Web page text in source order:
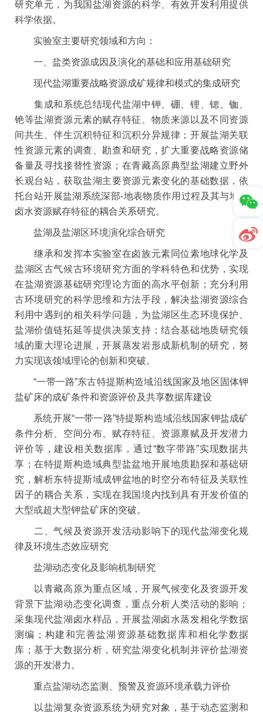
研究单元，为我国盐湖资源的科学、有效开发利用提供
科学依据。
实验室主要研究领域和方向：
一、盐类资源成因及演化的基础和应用基础研究
现代盐湖重要战略资源成矿规律和模式的集成研究
集成和系统总结现代盐湖中钾、硼、锂、锶、铷、
铯等盐湖资源元素的赋存特征、物质来源以及不同资源
间共生、伴生沉积特征和沉积分异规律；开展盐湖关联
性资源元素的调查、勘查和研究，扩大重要战略资源储
备量及寻找接替性资源；在青藏高原典型盐湖建立野外
长观台站，获取盐湖主要资源元素变化的基础数据，依
托台站开展盐湖系统深部-地表物质作用过程及其与地下
卤水资源赋存特征的耦合关系研究。
盐湖及盐湖区环境演化综合研究
继承和发挥本实验室在卤族元素同位素地球化学及
盐湖区古气候古环境研究方面的学科特色和优势，实现
在盐湖资源基础研究理论方面的高水平创新；充分利用
古环境研究的科学思维和方法手段，解决盐湖资源综合
利用中遇到的相关科学问题，为盐湖区生态环境保护、
盐湖价值链拓延等提供决策支持；结合基础地质研究领
域的重大理论进展，开展蒸发岩形成新机制的研究，努
力实现该领域理论的创新和突破。
“一带一路”东古特提斯构造域沿线国家及地区固体钾
盐矿床的成矿条件和资源评价及共享数据库建设
系统开展“一带一路”特提斯构造域沿线国家钾盐成矿
条件分析、空间分布、赋存特征、资源禀赋及开发潜力
评价等，建设相关数据库，通过“数字带路”实现数据共
享；在特提斯构造域典型盐盆地开展地质勘探和基础研
究，解析东特提斯域成钾盆地的时空分布特征及关联性
因子的耦合关系，实现在我国境内找到具有开发价值的
大型或超大型钾盐矿床的突破。
二、气候及资源开发活动影响下的现代盐湖变化规
律及环境生态效应研究
盐湖动态变化及影响机制研究
以青藏高原为重点区域，开展气候变化及资源开发
背景下盐湖动态变化调查，重点分析人类活动的影响；
采集现代盐湖卤水样品，开展盐湖卤水蒸发相化学数据
测编；构建和完善盐湖资源基础数据库和相化学数据
库；基于大数据分析，研究盐湖变化机制并评价盐湖资
源的开发潜力。
重点盐湖动态监测、预警及资源环境承载力评价
以盐湖复杂资源系统为研究对象，基于动态监测和